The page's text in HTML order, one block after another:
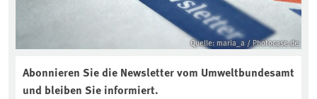
Quelle: maria_a / Photocase.de
Abonnieren Sie die Newsletter vom Umweltbundesamt
und bleiben Sie informiert.